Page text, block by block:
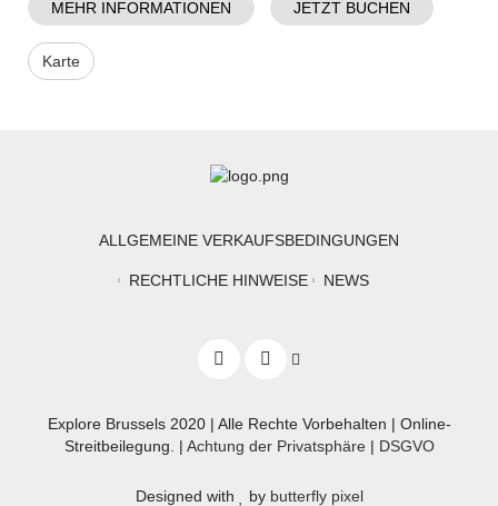
MEHR INFORMATIONEN JETZT BUCHEN
Karte
ALLGEMEINE VERKAUFSBEDINGUNGEN
RECHTLICHE HINWEISE NEWS
Explore Brussels 2020| Alle Rechte Vorbehalten | Online-
Streitbeilegung. | Achtung der Privatsphäre | DSGVO
Designed with by butterfly pixel